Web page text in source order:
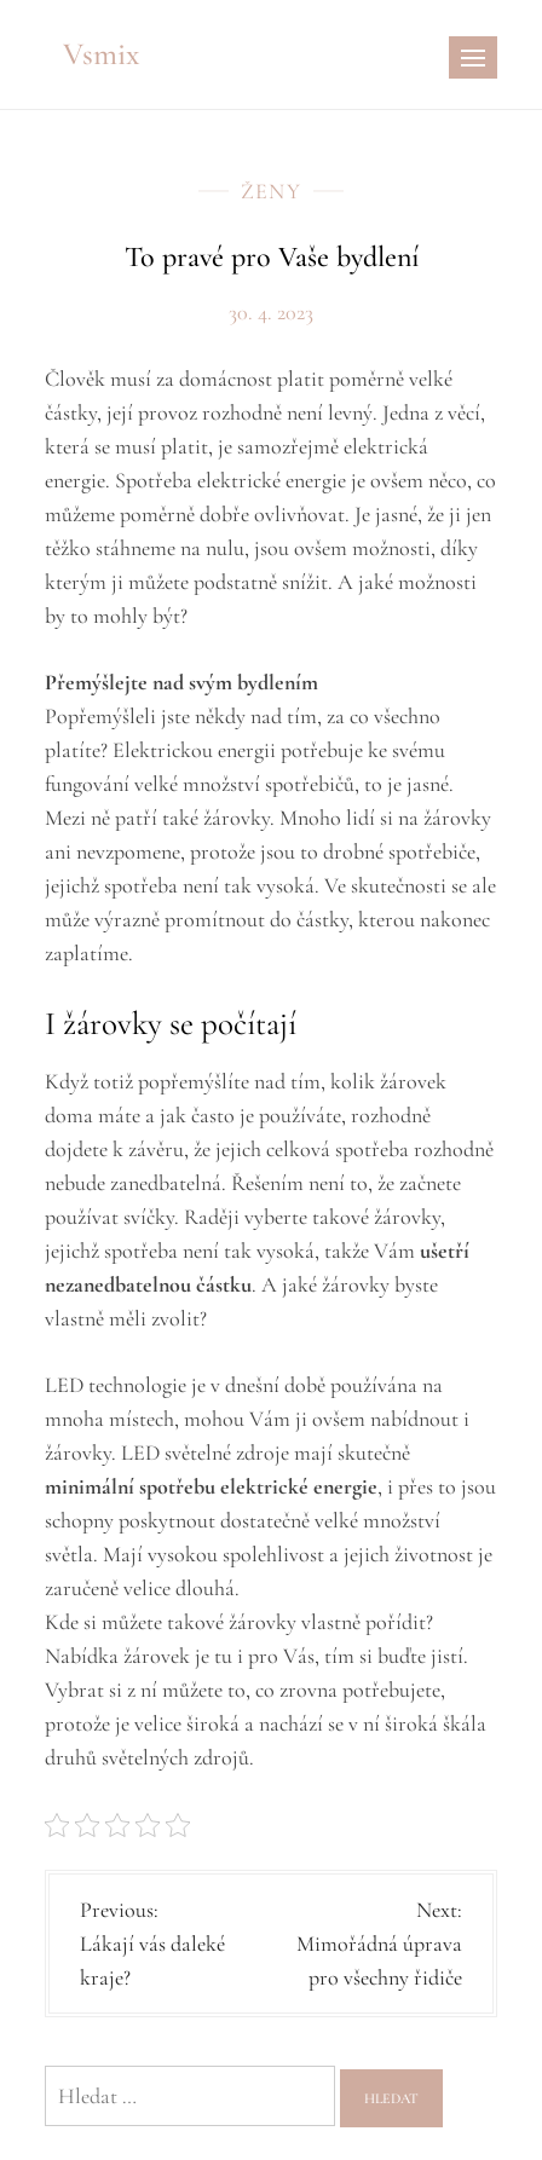
Vsmix
ŽENY
To pravé pro Vaše bydlení
30. 4. 2023
Člověk musí za domácnost platit poměrně velké
částky, její provoz rozhodně není levný. Jedna z věcí,
která se musí platit, je samozřejmě elektrická
energie. Spotřeba elektrické energie je ovšem něco, co
můžeme poměrně dobře ovlivňovat. Je jasné, že ji jen
těžko stáhneme na nulu, jsou ovšem možnosti, díky
kterým ji můžete podstatně snížit. A jaké možnosti
by to mohly být?
Přemýšlejte nad svým bydlením
Popřemýšleli jste někdy nad tím, za co všechno
platíte? Elektrickou energii potřebuje ke svému
fungování velké množství spotřebičů, to je jasné.
Mezi ně patří také žárovky. Mnoho lidí si na žárovky
ani nevzpomene, protože jsou to drobné spotřebiče,
jejichž spotřeba není tak vysoká. Ve skutečnosti se ale
může výrazně promítnout do částky, kterou nakonec
zaplatíme.
I žárovky se počítají
Když totiž popřemýšlíte nad tím, kolik žárovek
doma máte a jak často je používáte, rozhodně
dojdete k závěru, že jejich celková spotřeba rozhodně
nebude zanedbatelná. Řešením není to, že začnete
používat svíčky. Raději vyberte takové žárovky,
jejichž spotřeba není tak vysoká, takže Vámušetří
nezanedbatelnou částku. A jaké žárovky byste
vlastně měli zvolit?
LED technologie je v dnešní době používána na
mnoha místech, mohou Vám ji ovšem nabídnout i
žárovky. LED světelné zdroje mají skutečně
minimální spotřebu elektrické energie, i přes to jsou
schopny poskytnout dostatečně velké množství
světla. Mají vysokou spolehlivost a jejich životnost je
zaručeně velice dlouhá.
Kde si můžete takové žárovky vlastně pořídit?
Nabídka žárovek je tu i pro Vás, tím si buďte jistí.
Vybrat si z ní můžete to, co zrovna potřebujete,
protože je velice široká a nachází se v ní široká škála
druhů světelných zdrojů.
N
a
v
a
Previous:
Lákají vás daleké
kraje?
Next:
Mimořádná úprava
pro všechny řidiče
Vyhledávání